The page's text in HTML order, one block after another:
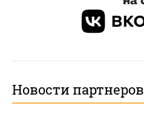
Новости партнеров